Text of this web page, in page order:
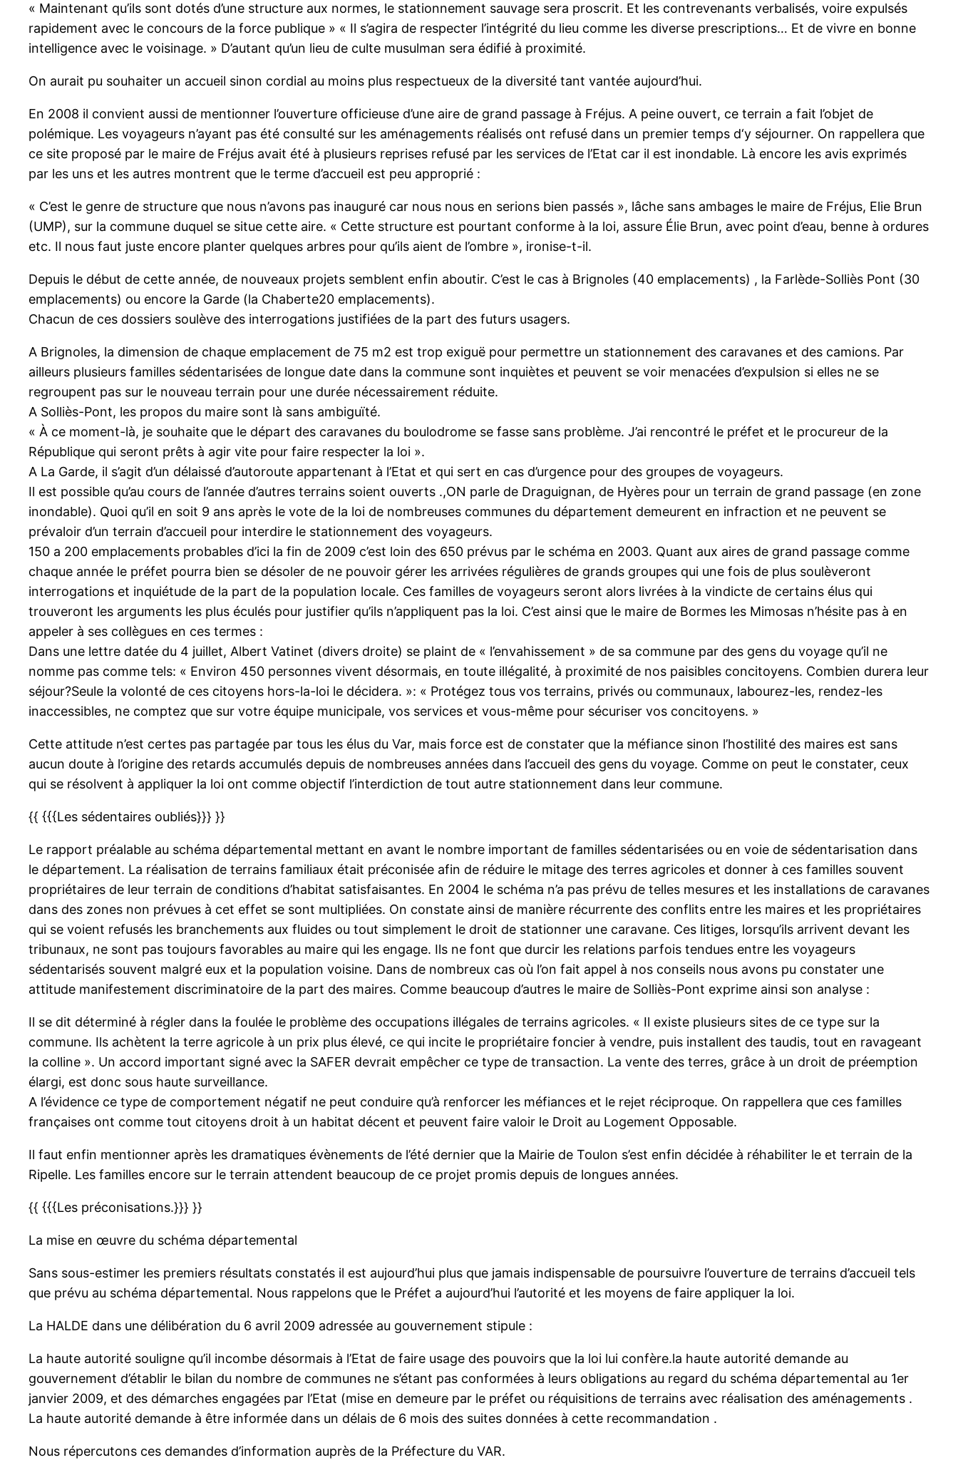
« Maintenant qu’ils sont dotés d’une structure aux normes, le stationnement sauvage sera proscrit. Et les contrevenants verbalisés, voire expulsés
rapidement avec le concours de la force publique » « Il s’agira de respecter l’intégrité du lieu comme les diverse prescriptions… Et de vivre en bonne
intelligence avec le voisinage. » D’autant qu’un lieu de culte musulman sera édifié à proximité.
On aurait pu souhaiter un accueil sinon cordial au moins plus respectueux de la diversité tant vantée aujourd’hui.
En 2008 il convient aussi de mentionner l’ouverture officieuse d’une aire de grand passage à Fréjus. A peine ouvert, ce terrain a fait l’objet de
polémique. Les voyageurs n’ayant pas été consulté sur les aménagements réalisés ont refusé dans un premier temps d‘y séjourner. On rappellera que
ce site proposé par le maire de Fréjus avait été à plusieurs reprises refusé par les services de l’Etat car il est inondable. Là encore les avis exprimés
par les uns et les autres montrent que le terme d’accueil est peu approprié :
« C’est le genre de structure que nous n’avons pas inauguré car nous nous en serions bien passés », lâche sans ambages le maire de Fréjus, Elie Brun
(UMP), sur la commune duquel se situe cette aire. « Cette structure est pourtant conforme à la loi, assure Élie Brun, avec point d’eau, benne à ordures
etc. Il nous faut juste encore planter quelques arbres pour qu’ils aient de l’ombre », ironise-t-il.
Depuis le début de cette année, de nouveaux projets semblent enfin aboutir. C’est le cas à Brignoles (40 emplacements) , la Farlède-Solliès Pont (30
emplacements) ou encore la Garde (la Chaberte20 emplacements).
Chacun de ces dossiers soulève des interrogations justifiées de la part des futurs usagers.
A Brignoles, la dimension de chaque emplacement de 75 m2 est trop exiguë pour permettre un stationnement des caravanes et des camions. Par
ailleurs plusieurs familles sédentarisées de longue date dans la commune sont inquiètes et peuvent se voir menacées d’expulsion si elles ne se
regroupent pas sur le nouveau terrain pour une durée nécessairement réduite.
A Solliès-Pont, les propos du maire sont là sans ambiguïté.
« À ce moment-là, je souhaite que le départ des caravanes du boulodrome se fasse sans problème. J’ai rencontré le préfet et le procureur de la
République qui seront prêts à agir vite pour faire respecter la loi ».
A La Garde, il s’agit d’un délaissé d’autoroute appartenant à l’Etat et qui sert en cas d’urgence pour des groupes de voyageurs.
Il est possible qu’au cours de l’année d’autres terrains soient ouverts .,ON parle de Draguignan, de Hyères pour un terrain de grand passage (en zone
inondable). Quoi qu’il en soit 9 ans après le vote de la loi de nombreuses communes du département demeurent en infraction et ne peuvent se
prévaloir d’un terrain d’accueil pour interdire le stationnement des voyageurs.
150 a 200 emplacements probables d’ici la fin de 2009 c’est loin des 650 prévus par le schéma en 2003. Quant aux aires de grand passage comme
chaque année le préfet pourra bien se désoler de ne pouvoir gérer les arrivées régulières de grands groupes qui une fois de plus soulèveront
interrogations et inquiétude de la part de la population locale. Ces familles de voyageurs seront alors livrées à la vindicte de certains élus qui
trouveront les arguments les plus éculés pour justifier qu’ils n’appliquent pas la loi. C’est ainsi que le maire de Bormes les Mimosas n’hésite pas à en
appeler à ses collègues en ces termes :
Dans une lettre datée du 4 juillet, Albert Vatinet (divers droite) se plaint de « l’envahissement » de sa commune par des gens du voyage qu’il ne
nomme pas comme tels: « Environ 450 personnes vivent désormais, en toute illégalité, à proximité de nos paisibles concitoyens. Combien durera leur
séjour?Seule la volonté de ces citoyens hors-la-loi le décidera. »: « Protégez tous vos terrains, privés ou communaux, labourez-les, rendez-les
inaccessibles, ne comptez que sur votre équipe municipale, vos services et vous-même pour sécuriser vos concitoyens. »
Cette attitude n’est certes pas partagée par tous les élus du Var, mais force est de constater que la méfiance sinon l’hostilité des maires est sans
aucun doute à l’origine des retards accumulés depuis de nombreuses années dans l’accueil des gens du voyage. Comme on peut le constater, ceux
qui se résolvent à appliquer la loi ont comme objectif l’interdiction de tout autre stationnement dans leur commune.
{{ {{{Les sédentaires oubliés}}} }}
Le rapport préalable au schéma départemental mettant en avant le nombre important de familles sédentarisées ou en voie de sédentarisation dans
le département. La réalisation de terrains familiaux était préconisée afin de réduire le mitage des terres agricoles et donner à ces familles souvent
propriétaires de leur terrain de conditions d’habitat satisfaisantes. En 2004 le schéma n’a pas prévu de telles mesures et les installations de caravanes
dans des zones non prévues à cet effet se sont multipliées. On constate ainsi de manière récurrente des conflits entre les maires et les propriétaires
qui se voient refusés les branchements aux fluides ou tout simplement le droit de stationner une caravane. Ces litiges, lorsqu’ils arrivent devant les
tribunaux, ne sont pas toujours favorables au maire qui les engage. Ils ne font que durcir les relations parfois tendues entre les voyageurs
sédentarisés souvent malgré eux et la population voisine. Dans de nombreux cas où l’on fait appel à nos conseils nous avons pu constater une
attitude manifestement discriminatoire de la part des maires. Comme beaucoup d’autres le maire de Solliès-Pont exprime ainsi son analyse :
Il se dit déterminé à régler dans la foulée le problème des occupations illégales de terrains agricoles. « Il existe plusieurs sites de ce type sur la
commune. Ils achètent la terre agricole à un prix plus élevé, ce qui incite le propriétaire foncier à vendre, puis installent des taudis, tout en ravageant
la colline ». Un accord important signé avec la SAFER devrait empêcher ce type de transaction. La vente des terres, grâce à un droit de préemption
élargi, est donc sous haute surveillance.
A l’évidence ce type de comportement négatif ne peut conduire qu’à renforcer les méfiances et le rejet réciproque. On rappellera que ces familles
françaises ont comme tout citoyens droit à un habitat décent et peuvent faire valoir le Droit au Logement Opposable.
Il faut enfin mentionner après les dramatiques évènements de l’été dernier que la Mairie de Toulon s’est enfin décidée à réhabiliter le et terrain de la
Ripelle. Les familles encore sur le terrain attendent beaucoup de ce projet promis depuis de longues années.
{{ {{{Les préconisations.}}} }}
La mise en œuvre du schéma départemental
Sans sous-estimer les premiers résultats constatés il est aujourd’hui plus que jamais indispensable de poursuivre l’ouverture de terrains d’accueil tels
que prévu au schéma départemental. Nous rappelons que le Préfet a aujourd’hui l’autorité et les moyens de faire appliquer la loi.
La HALDE dans une délibération du 6 avril 2009 adressée au gouvernement stipule :
La haute autorité souligne qu’il incombe désormais à l’Etat de faire usage des pouvoirs que la loi lui confère.la haute autorité demande au
gouvernement d’établir le bilan du nombre de communes ne s’étant pas conformées à leurs obligations au regard du schéma départemental au 1er
janvier 2009, et des démarches engagées par l’Etat (mise en demeure par le préfet ou réquisitions de terrains avec réalisation des aménagements .
La haute autorité demande à être informée dans un délais de 6 mois des suites données à cette recommandation .
Nous répercutons ces demandes d’information auprès de la Préfecture du VAR.